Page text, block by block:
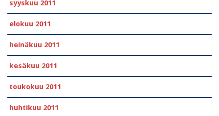
syyskuu 2011
elokuu 2011
heinäkuu 2011
kesäkuu 2011
toukokuu 2011
huhtikuu 2011